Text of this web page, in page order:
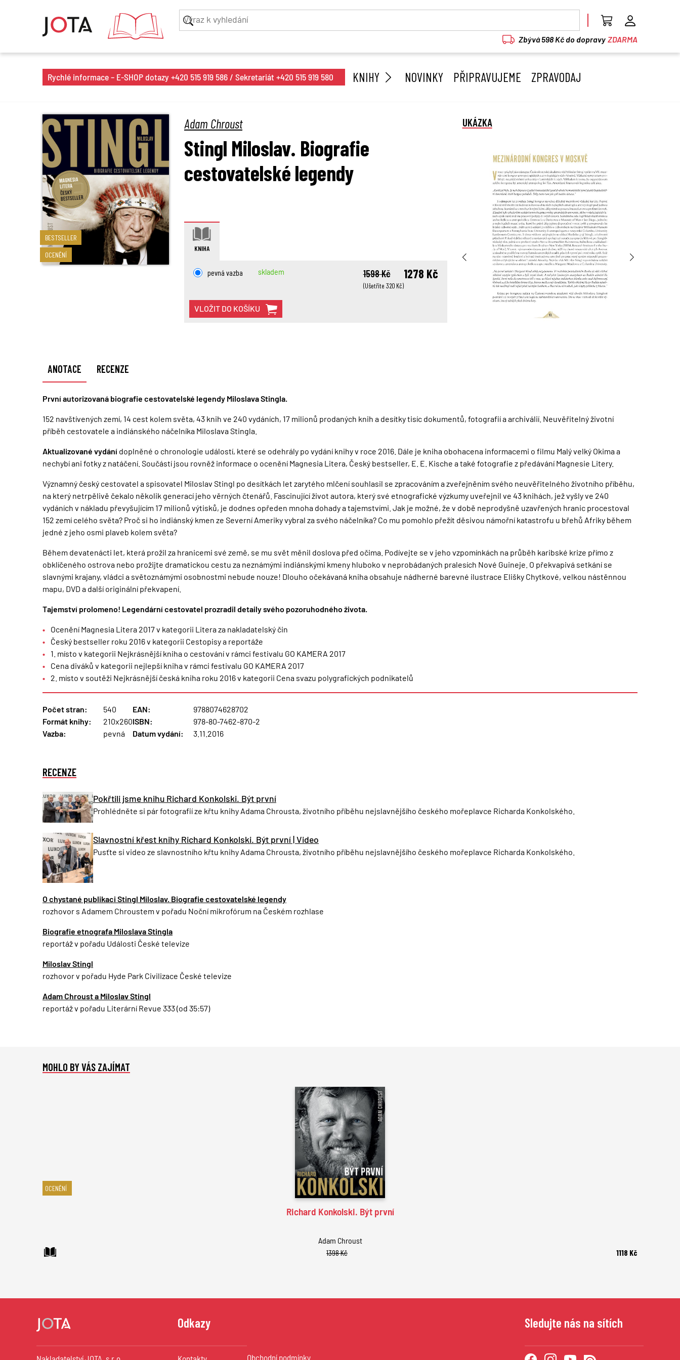
Zbývá 598 Kč do dopravy ZDARMA
Rychlé informace – E-SHOP dotazy +420 515 919 586 / Sekretariát +420 515 919 580 KNIHY NOVINKY PŘIPRAVUJEME ZPRAVODAJ
BESTSELLER
OCENĚNÍ
Adam Chroust
Stingl Miloslav. Biografie
cestovatelské legendy
UKÁZKA
KNIHA
pevná vazba skladem 1598 Kč
(Ušetříte 320 Kč)
1278 Kč
VLOŽIT DO KOŠÍKU
ANOTACE RECENZE
První autorizovaná biografie cestovatelské legendy Miloslava Stingla.
152 navštívených zemí, 14 cest kolem světa, 43 knih ve 240 vydáních, 17 milionů prodaných knih a desítky tisíc dokumentů, fotografií a archiválií.​ Neuvěřitelný životní
příběh cestovatele a indiánského náčelníka Miloslava Stingla.
Aktualizované vydání doplněné o chronologie událostí, které se odehrály po vydání knihy v roce 2016. Dále je kniha obohacena informacemi o filmu Malý velký Okima a
nechybí ani fotky z natáčení. Součástí jsou rovněž informace o ocenění Magnesia Litera, Český bestseller, E. E. Kische a také fotografie z předávání Magnesie Litery.
Významný český cestovatel a spisovatel Miloslav Stingl po desítkách let zarytého mlčení souhlasil se zpracováním a zveřejněním svého neuvěřitelného životního příběhu,
na který netrpělivě čekalo několik generací jeho věrných čtenářů. Fascinující život autora, který své etnografické výzkumy uveřejnil ve 43 knihách, jež vyšly ve 240
vydáních v nákladu převyšujícím 17 milionů výtisků, je dodnes opředen mnoha dohady a tajemstvími. Jak je možné, že v době neprodyšně uzavřených hranic procestoval
152 zemí celého světa? Proč si ho indiánský kmen ze Severní Ameriky vybral za svého náčelníka? Co mu pomohlo přežít děsivou námořní katastrofu u břehů Afriky během
jedné z jeho osmi plaveb kolem světa?
Během devatenácti let, která prožil za hranicemi své země, se mu svět měnil doslova před očima. Podívejte se v jeho vzpomínkách na průběh karibské krize přímo z
obklíčeného ostrova nebo prožijte dramatickou cestu za neznámými indiánskými kmeny hluboko v neprobádaných pralesích Nové Guineje. O překvapivá setkání se
slavnými krajany, vládci a světoznámými osobnostmi nebude nouze! Dlouho očekávaná kniha obsahuje nádherné barevné ilustrace Elišky Chytkové, velkou nástěnnou
mapu, DVD a další originální překvapení.
Tajemství prolomeno! Legendární cestovatel prozradil detaily svého pozoruhodného života.
Ocenění Magnesia Litera 2017 v kategorii Litera za nakladatelský čin
Český bestseller roku 2016 v kategorii Cestopisy a reportáže
1. místo v kategorii Nejkrásnější kniha o cestování v rámci festivalu GO KAMERA 2017
Cena diváků v kategorii nejlepší kniha v rámci festivalu GO KAMERA 2017
2. místo v soutěži Nejkrásnější česká kniha roku 2016 v kategorii Cena svazu polygrafických podnikatelů
Počet stran:
540
Formát knihy:
210x260
Vazba:
pevná
EAN:
9788074628702
ISBN:
978-80-7462-870-2
Datum vydání:
3.11.2016
RECENZE
Pokřtili jsme knihu Richard Konkolski. Být první
Prohlédněte si pár fotografií ze křtu knihy Adama Chrousta, životního příběhu nejslavnějšího českého mořeplavce Richarda Konkolského.
Slavnostní křest knihy Richard Konkolski. Být první | Video
Pusťte si video ze slavnostního křtu knihy Adama Chrousta, životního příběhu nejslavnějšího českého mořeplavce Richarda Konkolského.
O chystané publikaci Stingl Miloslav. Biografie cestovatelské legendy
rozhovor s Adamem Chroustem v pořadu Noční mikrofórum na Českém rozhlase
Biografie etnografa Miloslava Stingla
reportáž v pořadu Události České televize
Miloslav Stingl
rozhovor v pořadu Hyde Park Civilizace České televize
Adam Chroust a Miloslav Stingl
reportáž v pořadu Literární Revue 333 (od 35:57)
MOHLO BY VÁS ZAJÍMAT
OCENĚNÍ
Richard Konkolski. Být první
Adam Chroust
1398 Kč
1118 Kč
Odkazy
Obchodní podmínky
Sledujte nás na sítích